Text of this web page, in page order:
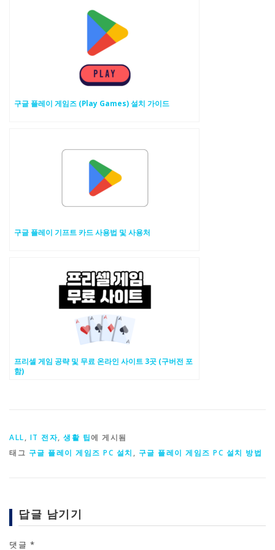
구글 플레이 게임즈 (Play Games) 설치 가이드
구글 플레이 기프트 카드 사용법 및 사용처
프리셀 게임 공략 및 무료 온라인 사이트 3곳 (구버전 포
함)
ALL, IT 전자, 생활 팁에 게시됨
태그 구글 플레이 게임즈 PC 설치 , 구글 플레이 게임즈 PC 설치 방법
답글 남기기
댓글 *